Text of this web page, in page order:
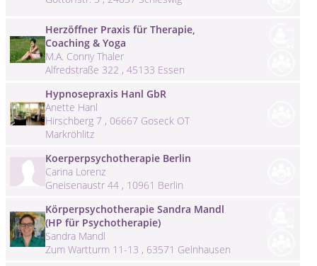
Herzöffner Praxis für Therapie,
Coaching & Yoga
M.A. Conny Thaler
Alfredstraße 322 , 45133 Essen
Hypnosepraxis Hanl GbR
Anette Hanl
Hirschberg 7 , 06667 Goseck OT
Markröhlitz
Koerperpsychotherapie Berlin
Carina Lorenz
Gneisenaustr 44 , 10961 Berlin
Körperpsychotherapie Sandra Mandl
(HP für Psychotherapie)
Sandra Mandl
Zum Wartturm 11-13 , 63571 Gelnhausen